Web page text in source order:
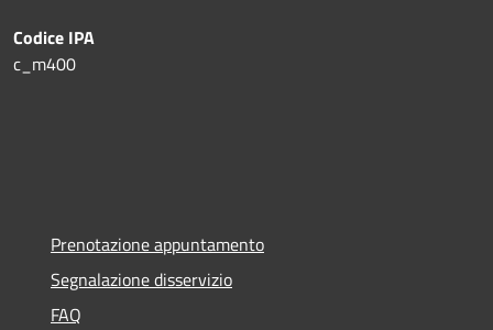
Codice IPA
c_m400
Prenotazione appuntamento
Segnalazione disservizio
FAQ